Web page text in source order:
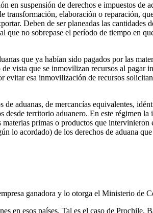
suspensión de derechos e impuestos de
elaboración o reparación,
Deben de ser planeadas las cantidades
no sobrepase el período de tiempo en
que ya habían sido pagados por las
vista que se inmovilizan recursos al pagar
evitar esa inmovilización de recursos
aduanas, de mercancías equivalentes,
territorio aduanero. En este régimen
primas o productos que
lo acordado) de los derechos de aduana
ganadora y lo otorga el Ministerio de
en esos países. Tal es el caso de Prochile,